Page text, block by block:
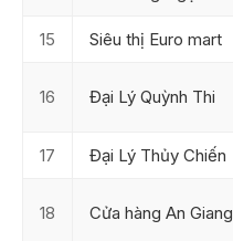
15 Siêu thị Euro mart
16 Đại Lý Quỳnh Thi
17 Đại Lý Thủy Chiến
18 Cửa hàng An Giang